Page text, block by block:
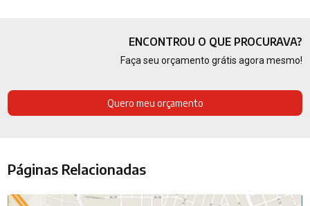
ENCONTROU O QUE PROCURAVA?
Faça seu orçamento grátis agora mesmo!
Quero meu orçamento
Páginas Relacionadas